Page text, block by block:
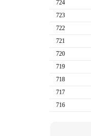
724
723
722
721
720
719
718
717
716